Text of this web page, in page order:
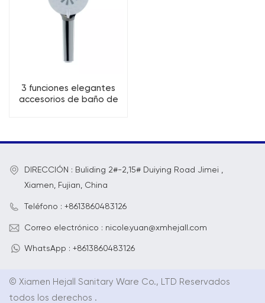
3 funciones elegantes
accesorios de baño de
DIRECCIÓN : Buliding 2#-2,15# Duiying Road Jimei ,
Xiamen, Fujian, China
Teléfono : +8613860483126
Correo electrónico : nicole.yuan@xmhejall.com
WhatsApp : +8613860483126
© Xiamen Hejall Sanitary Ware Co., LTD Reservados
todos los derechos .